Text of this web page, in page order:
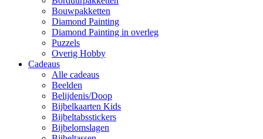
Bouwpakketten
Diamond Painting
Diamond Painting in overleg
Puzzels
Overig Hobby
Cadeaus
Alle cadeaus
Beelden
Belijdenis/Doop
Bijbelkaarten Kids
Bijbeltabsstickers
Bijbelomslagen